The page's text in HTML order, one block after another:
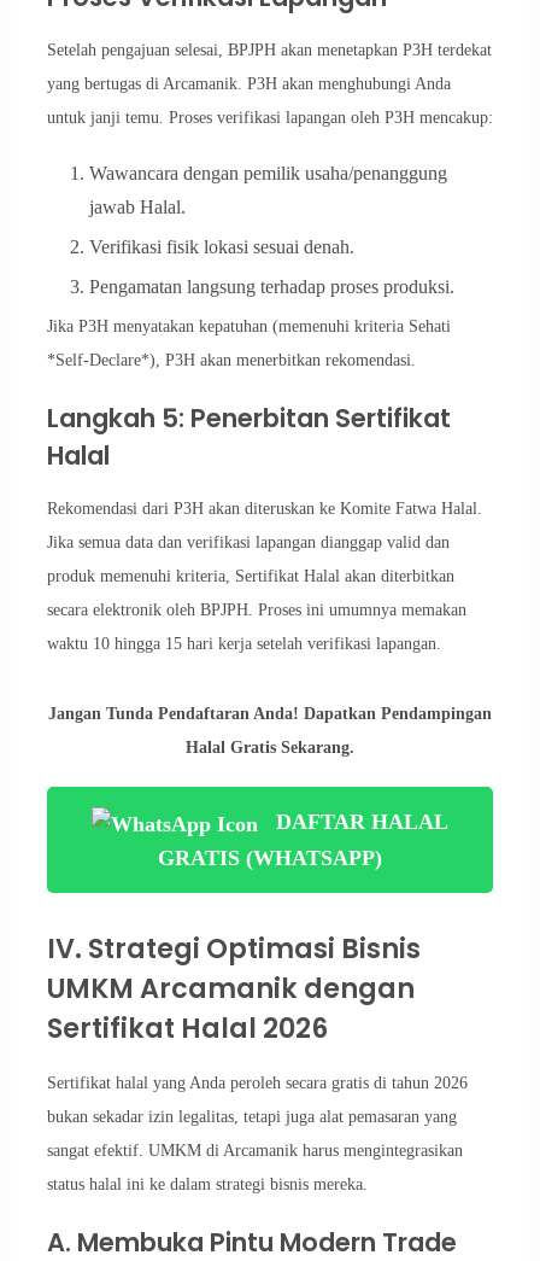
Setelah pengajuan selesai, BPJPH akan menetapkan P3H terdekat
yang bertugas di Arcamanik. P3H akan menghubungi Anda
untuk janji temu. Proses verifikasi lapangan oleh P3H mencakup:
Wawancara dengan pemilik usaha/penanggung
jawab Halal.
Verifikasi fisik lokasi sesuai denah.
Pengamatan langsung terhadap proses produksi.
Jika P3H menyatakan kepatuhan (memenuhi kriteria Sehati
*Self-Declare*), P3H akan menerbitkan rekomendasi.
Langkah 5: Penerbitan Sertifikat
Halal
Rekomendasi dari P3H akan diteruskan ke Komite Fatwa Halal.
Jika semua data dan verifikasi lapangan dianggap valid dan
produk memenuhi kriteria, Sertifikat Halal akan diterbitkan
secara elektronik oleh BPJPH. Proses ini umumnya memakan
waktu 10 hingga 15 hari kerja setelah verifikasi lapangan.
Jangan Tunda Pendaftaran Anda! Dapatkan Pendampingan
Halal Gratis Sekarang.
DAFTAR HALAL
GRATIS (WHATSAPP)
IV. Strategi Optimasi Bisnis
UMKM Arcamanik dengan
Sertifikat Halal 2026
Sertifikat halal yang Anda peroleh secara gratis di tahun 2026
bukan sekadar izin legalitas, tetapi juga alat pemasaran yang
sangat efektif. UMKM di Arcamanik harus mengintegrasikan
status halal ini ke dalam strategi bisnis mereka.
A. Membuka Pintu Modern Trade